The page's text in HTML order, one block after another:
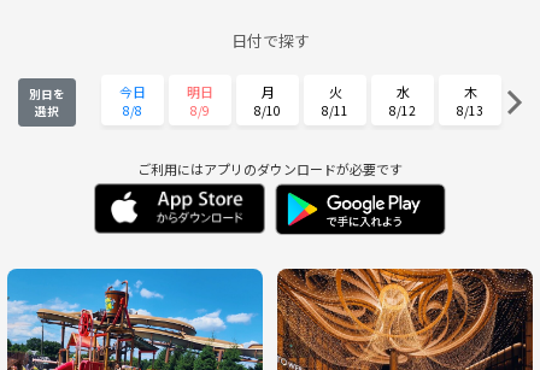
日付で探す
別日を
選択
今日
8/8
明日
8/9
月
8/10
火
8/11
水
8/12
木
8/13
8/14 8/15 8/16 8/17 8/18
木
8/20
金
8/21
日
8/23
月
8/24
8/26 8/28 8/29 8/30 8/31
火
9/1
水
9/2
金
9/4
土
9/5
日
9/6
ご利用にはアプリのダウンロードが必要です